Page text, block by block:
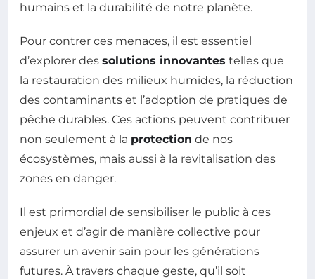
humains et la durabilité de notre planète.
Pour contrer ces menaces, il est essentiel
d’explorer des solutions innovantes telles que
la restauration des milieux humides, la réduction
des contaminants et l’adoption de pratiques de
pêche durables. Ces actions peuvent contribuer
non seulement à la protection de nos
écosystèmes, mais aussi à la revitalisation des
zones en danger.
Il est primordial de sensibiliser le public à ces
enjeux et d’agir de manière collective pour
assurer un avenir sain pour les générations
futures. À travers chaque geste, qu’il soit